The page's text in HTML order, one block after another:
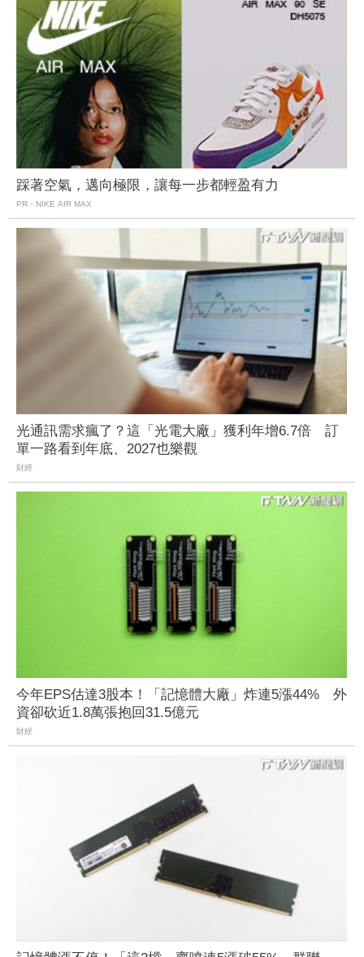
踩著空氣，邁向極限，讓每一步都輕盈有力
PR・NIKE AIR MAX
光通訊需求瘋了？這「光電大廠」獲利年增6.7倍 訂
單一路看到年底、2027也樂觀
財經
今年EPS估達3股本！「記憶體大廠」炸連5漲44% 外
資卻砍近1.8萬張抱回31.5億元
財經